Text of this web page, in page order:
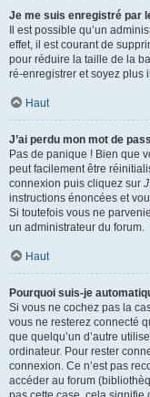
Je me suis enregistré par
Il est possible qu’un
effet, il est courant de
pour réduire la taille de la
ré-enregistrer et soyez plus
Haut
J’ai perdu mon mot de
Pas de panique ! Bien que
peut facilement être
connexion puis cliquez sur
instructions énoncées et
Si toutefois vous ne
un administrateur du forum.
Haut
Pourquoi suis-je
Si vous ne cochez pas la
vous ne resterez connecté
que quelqu’un d’autre
ordinateur. Pour rester
connexion. Ce n’est pas
accéder au forum